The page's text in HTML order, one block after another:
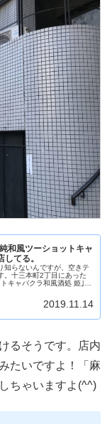
和風ツーショットキャ
てる。
知らないんですが、空きテ
。十三本町2丁目にあった
キャバクラ和風酒処 姫｣さ
2019.11.14
るそうです。店内
たいですよ！「麻
ちゃいますよ(^^)